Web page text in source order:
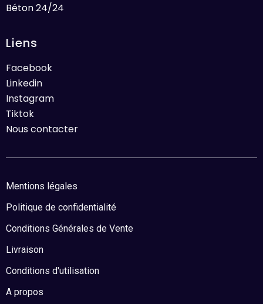
Béton 24/24
Liens
Facebook
Linkedin
Instagram
Tiktok
Nous contacter
Mentions légales
Politique de confidentialité
Conditions Générales de Vente
Livraison
Conditions d'utilisation
A propos